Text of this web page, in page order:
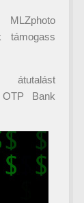
támogass
átutalást
OTP Bank